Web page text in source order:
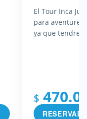
El Tour Inca
para
ya que
$
RESERVAR